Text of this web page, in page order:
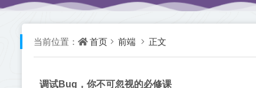
当前位置： 首页 前端 正文
调试Bug，你不可忽视的必修课